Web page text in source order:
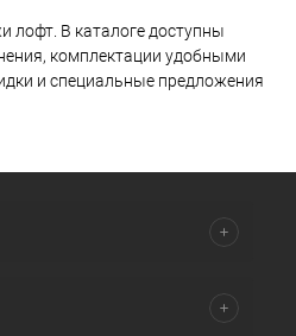
лофт. В каталоге доступны
комплектации удобными
и специальные предложения